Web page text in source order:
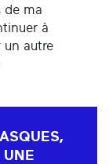
de ma
à
un autre
UNE